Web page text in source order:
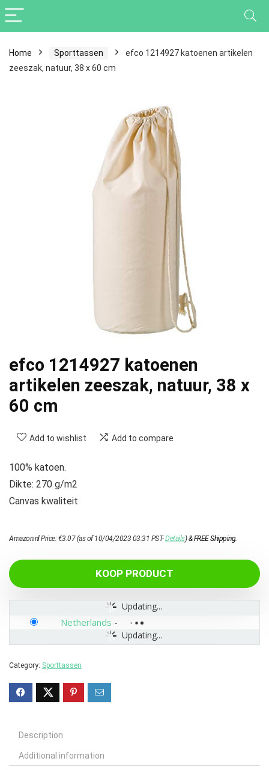
Home Sporttassen
efco 1214927 katoenen artikelen
zeeszak, natuur, 38 x 60 cm
efco 1214927 katoenen
artikelen zeeszak, natuur, 38 x
60 cm
Add to wishlist Add to compare
100% katoen.
Dikte: 270 g/m2
Canvas kwaliteit
Amazon.nl Price:€3.07(as of 10/04/2023 03:31 PST-Details)&FREE Shipping.
KOOP PRODUCT
Updating...
Updating...
Netherlands -
Category: Sporttassen
Description
Additional information